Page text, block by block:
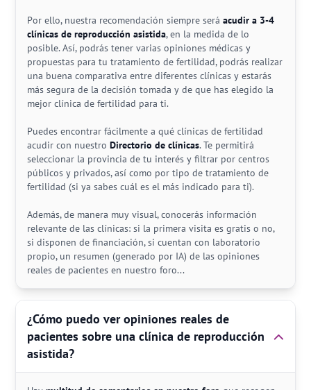
Por ello, nuestra recomendación siempre seráacudir a 3-4
clínicas de reproducción asistida, en la medida de lo
posible. Así, podrás tener varias opiniones médicas y
propuestas para tu tratamiento de fertilidad, podrás realizar
una buena comparativa entre diferentes clínicas y estarás
más segura de la decisión tomada y de que has elegido la
mejor clínica de fertilidad para ti.
Puedes encontrar fácilmente a qué clínicas de fertilidad
acudir con nuestroDirectorio de clínicas. Te permitirá
seleccionar la provincia de tu interés y filtrar por centros
públicos y privados, así como por tipo de tratamiento de
fertilidad (si ya sabes cuál es el más indicado para ti).
Además, de manera muy visual, conocerás información
relevante de las clínicas: si la primera visita es gratis o no,
si disponen de financiación, si cuentan con laboratorio
propio, un resumen (generado por IA) de las opiniones
reales de pacientes en nuestro foro...
¿Cómo puedo ver opiniones reales de
pacientes sobre una clínica de reproducción
asistida?